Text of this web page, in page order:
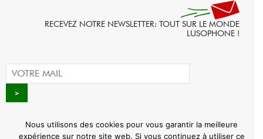
RECEVEZ NOTRE NEWSLETTER: TOUT SUR LE MONDE
LUSOPHONE !
Nous utilisons des cookies pour vous garantir la meilleure
expérience sur notre site web. Si vous continuez à utiliser ce